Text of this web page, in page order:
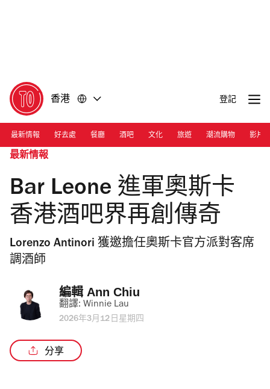
香港 登記
最新情報 好去處 餐廳 酒吧 文化 旅遊 潮流購物 影片
最新情報
Bar Leone 進軍奧斯卡
香港酒吧界再創傳奇
Lorenzo Antinori 獲邀擔任奧斯卡官方派對客席
調酒師
編輯 Ann Chiu
翻譯: Winnie Lau
2026年3月12日星期四
分享